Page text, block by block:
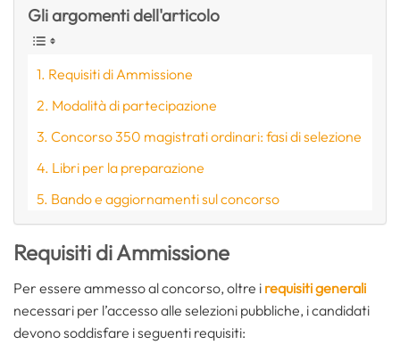
Gli argomenti dell'articolo
Requisiti di Ammissione
Modalità di partecipazione
Concorso 350 magistrati ordinari: fasi di selezione
Libri per la preparazione
Bando e aggiornamenti sul concorso
Requisiti di Ammissione
Per essere ammesso al concorso, oltre i requisiti generali
necessari per l’accesso alle selezioni pubbliche, i candidati
devono soddisfare i seguenti requisiti: